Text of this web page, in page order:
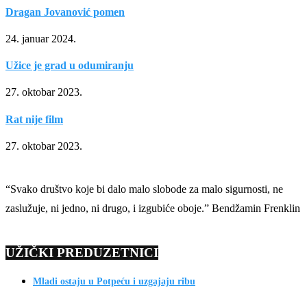
Dragan Jovanović pomen
24. januar 2024.
Užice je grad u odumiranju
27. oktobar 2023.
Rat nije film
27. oktobar 2023.
“Svako društvo koje bi dalo malo slobode za malo sigurnosti, ne
zaslužuje, ni jedno, ni drugo, i izgubiće oboje.” Bendžamin Frenklin
UŽIČKI PREDUZETNICI
Mladi ostaju u Potpeću i uzgajaju ribu